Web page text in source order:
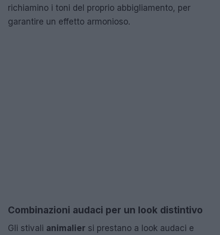
richiamino i toni del proprio abbigliamento, per
garantire un effetto armonioso.
Combinazioni audaci per un look distintivo
Gli stivali animalier si prestano a look audaci e